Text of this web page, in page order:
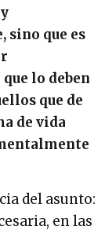
sino que es
lo deben
que de
de vida
del asunto:
en las